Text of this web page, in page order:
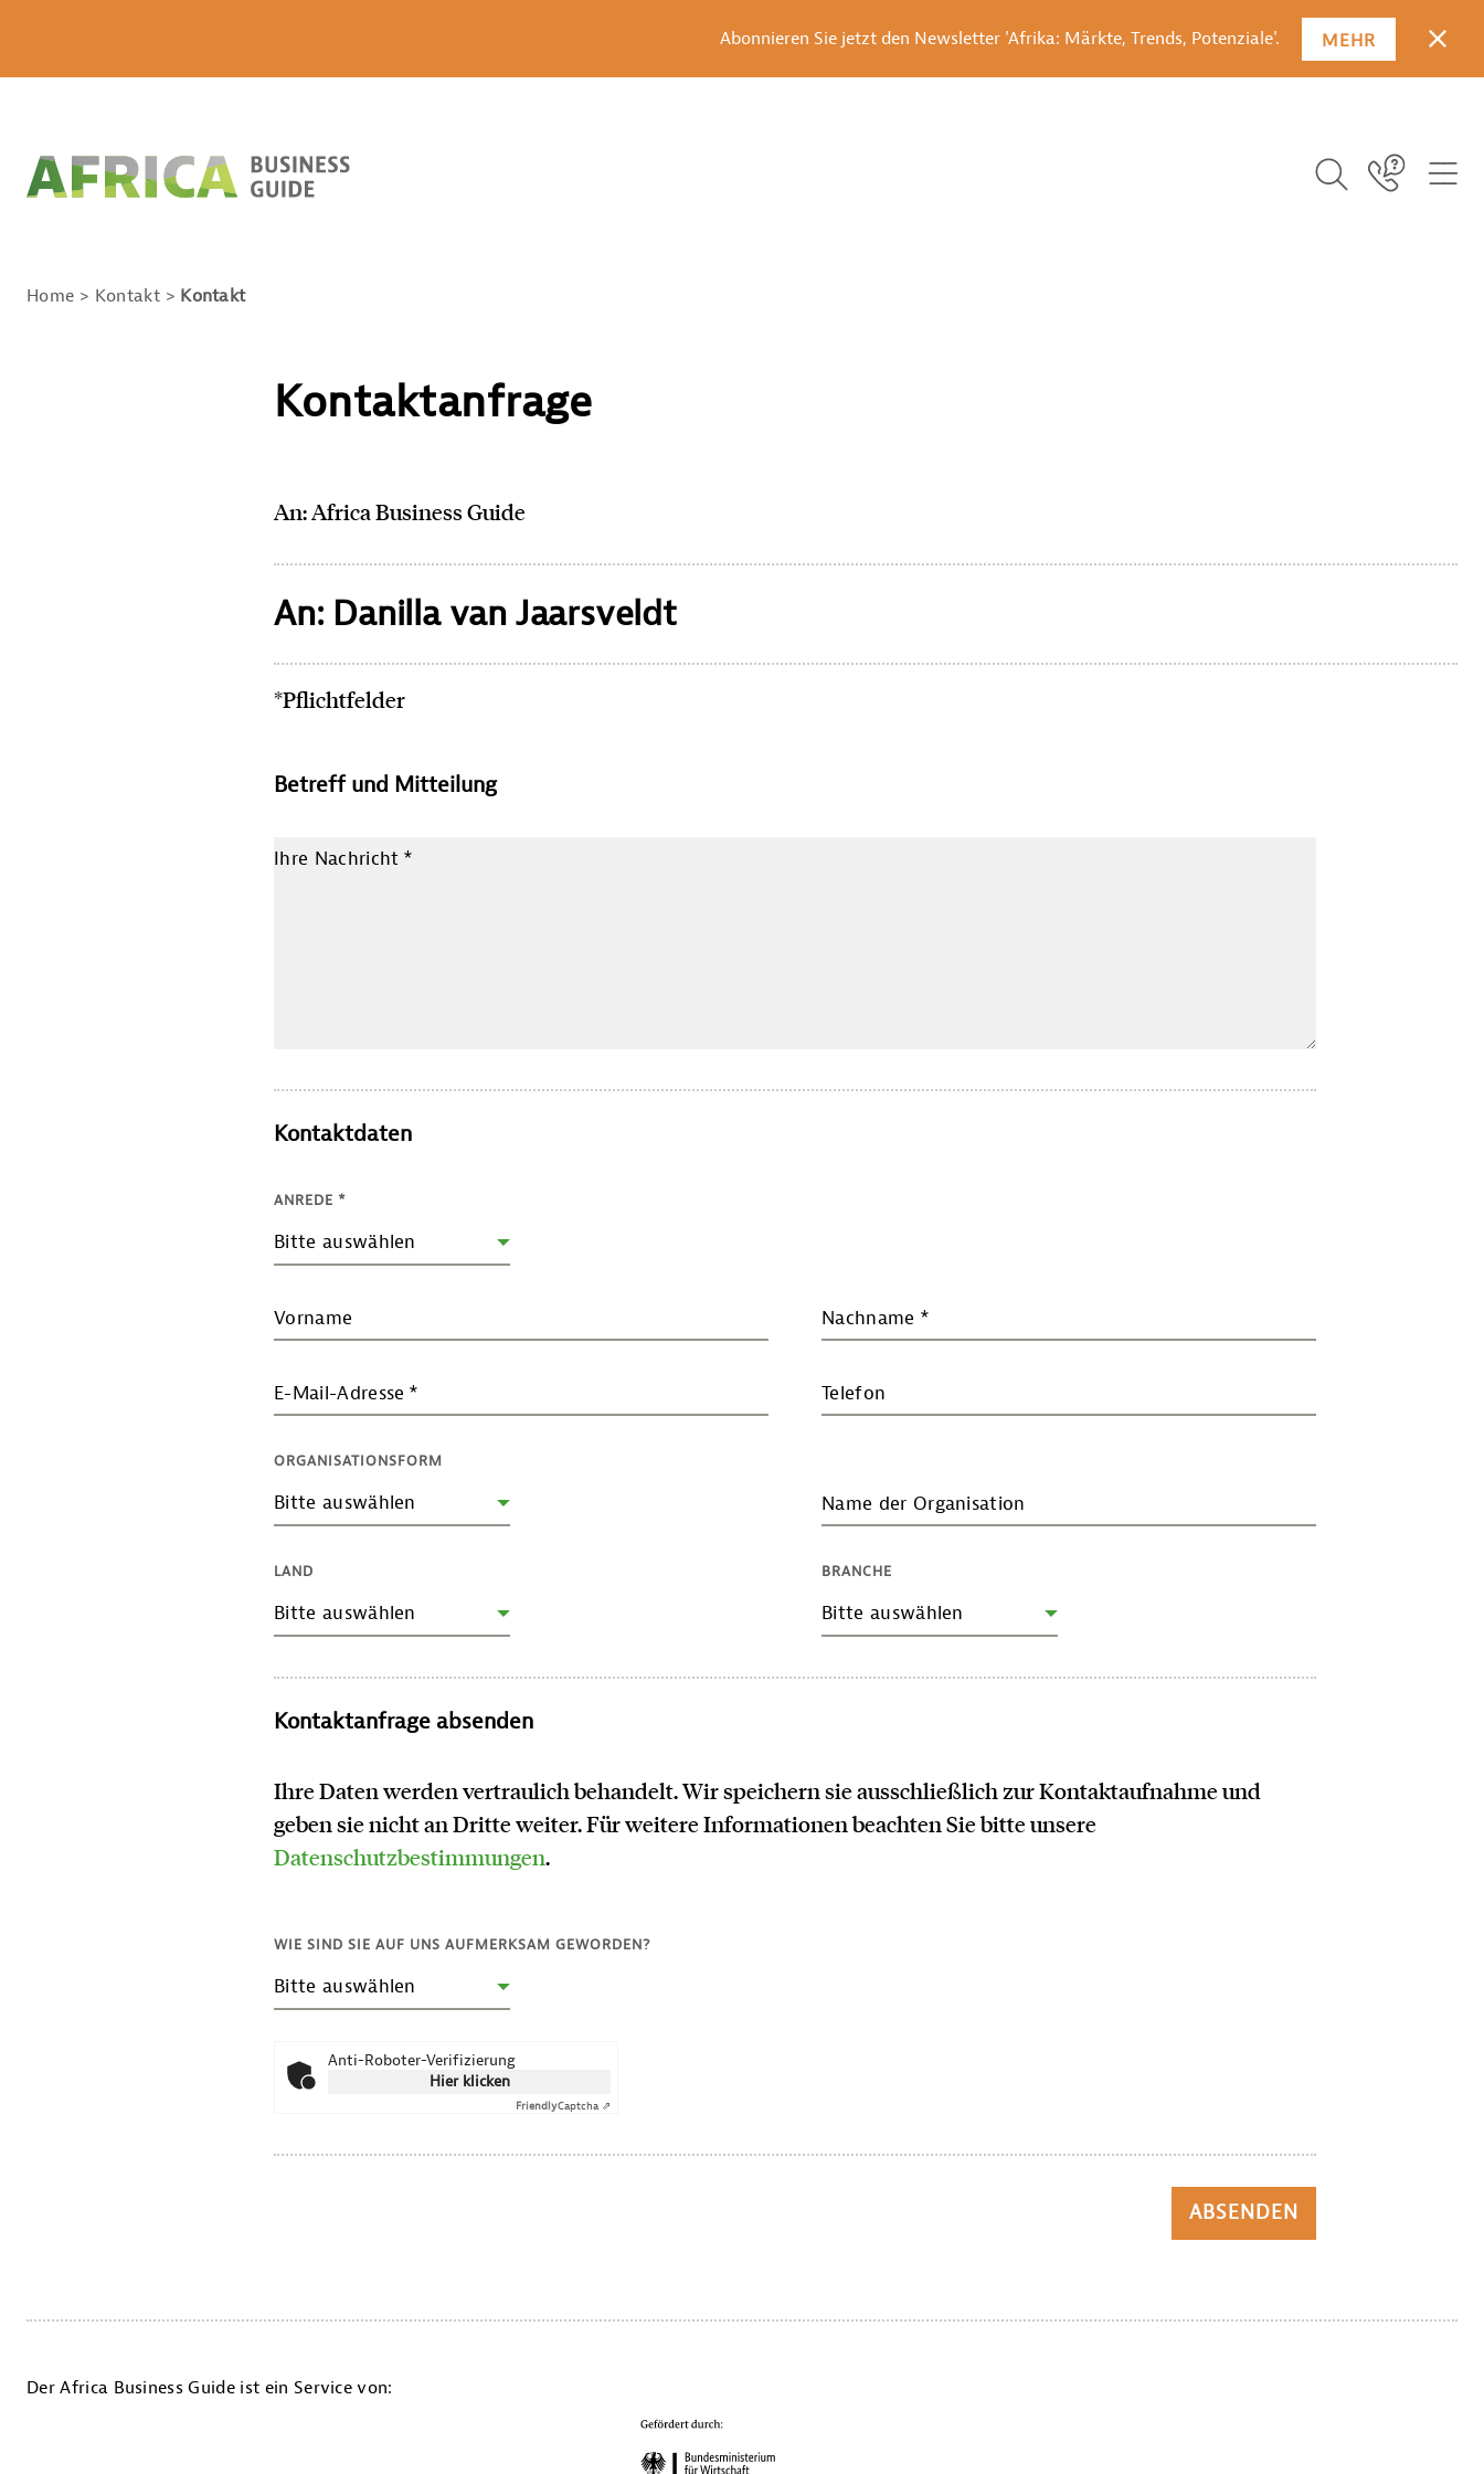
Abonnieren Sie jetzt den Newsletter 'Afrika: Märkte, Trends, Potenziale'. MEHR
ICON BUTTON
Suchbegriff
Icon Link
Home Kontakt Kontakt
Kontaktanfrage
An: Africa Business Guide
An: Danilla van Jaarsveldt
*Pflichtfelder
Betreff und Mitteilung
Ihre Nachricht *
Kontaktdaten
ANREDE *
Bitte auswählen
Vorname Nachname *
E-Mail-Adresse * Telefon
ORGANISATIONSFORM
Bitte auswählen Name der Organisation
LAND
Bitte auswählen
BRANCHE
Bitte auswählen
Kontaktanfrage absenden
Ihre Daten werden vertraulich behandelt. Wir speichern sie ausschließlich zur Kontaktaufnahme und
geben sie nicht an Dritte weiter. Für weitere Informationen beachten Sie bitte unsere
Datenschutzbestimmungen.
WIE SIND SIE AUF UNS AUFMERKSAM GEWORDEN?
Bitte auswählen
Anti-Roboter-Verifizierung
Hier klicken
FriendlyCaptcha ⇗
ABSENDEN
Der Africa Business Guide ist ein Service von: